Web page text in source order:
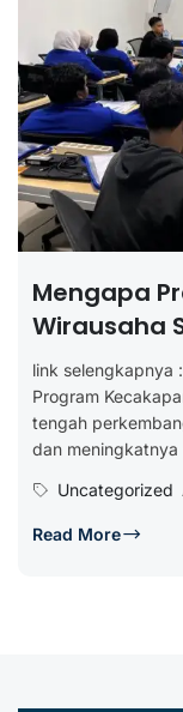
Mengapa
Wirausaha
link selengkapnya
Program
tengah
dan meningkatnya
Uncategorized
Read More